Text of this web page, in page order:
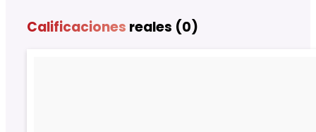
Calificaciones reales (0)